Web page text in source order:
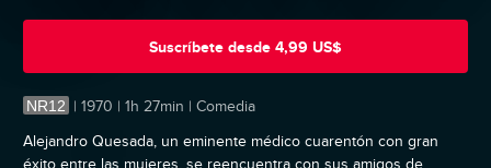
Suscríbete desde 4,99 US$
NR12 | 1970 | 1h 27min | Comedia
Alejandro Quesada, un eminente médico cuarentón con gran
éxito entre las mujeres, se reencuentra con sus amigos de